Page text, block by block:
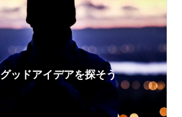
グッドアイデアを探そう